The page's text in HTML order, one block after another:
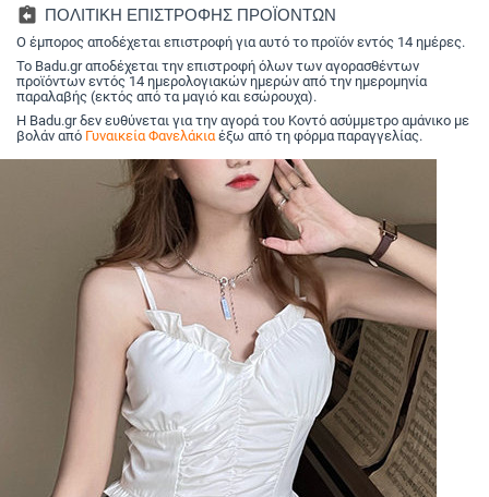
65 cm
τιράντες
assignment_return ΠΟΛΙΤΙΚΗ ΕΠΙΣΤΡΟΦΗΣ ΠΡΟΪΟΝΤΩΝ
Ο έμπορος αποδέχεται επιστροφή για αυτό το προϊόν εντός 14 ημέρες.
Το Badu.gr αποδέχεται την επιστροφή όλων των αγορασθέντων
προϊόντων εντός 14 ημερολογιακών ημερών από την ημερομηνία
παραλαβής (εκτός από τα μαγιό και εσώρουχα).
Η Badu.gr δεν ευθύνεται για την αγορά του Κοντό ασύμμετρο αμάνικο με
βολάν από Γυναικεία Φανελάκιαέξω από τη φόρμα παραγγελίας.